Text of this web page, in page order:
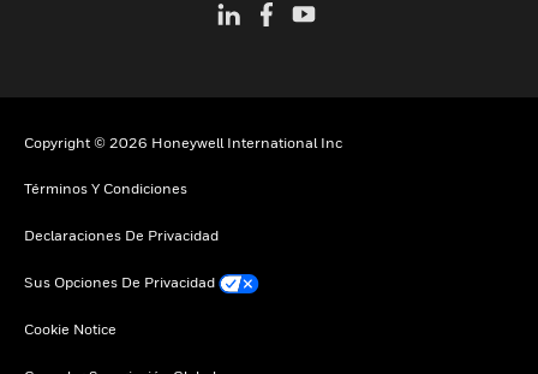
Copyright © 2026 Honeywell International Inc
Términos Y Condiciones
Declaraciones De Privacidad
Sus Opciones De Privacidad
Cookie Notice